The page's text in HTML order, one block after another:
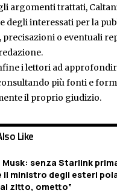
argomenti trattati,
degli interessati per la
precisazioni o eventuali
i lettori ad
più fonti e
il proprio giudizio.
Like
Musk: senza Starlink
il ministro degli esteri
zitto, ometto”